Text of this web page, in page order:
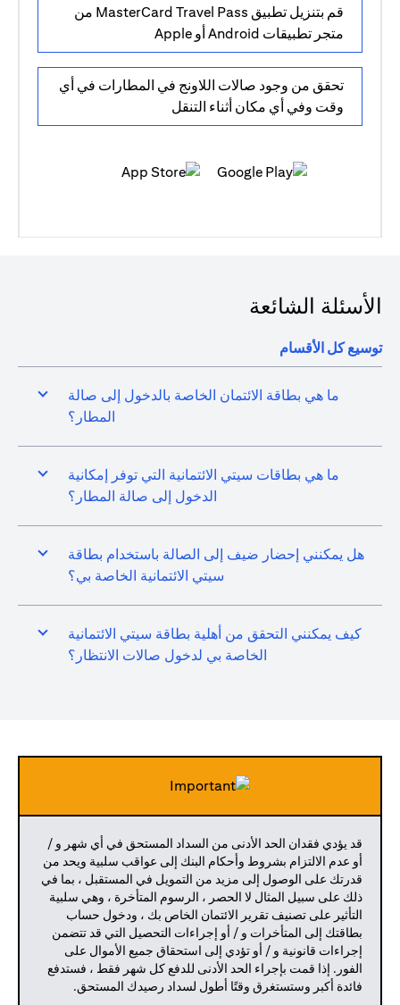
قم بتنزيل تطبيق MasterCard Travel Pass من
متجر تطبيقات Android أو Apple
تحقق من وجود صالات اللاونج في المطارات في أي
وقت وفي أي مكان أثناء التنقل
الأسئلة الشائعة
توسيع كل الأقسام
ما هي بطاقة الائتمان الخاصة بالدخول إلى صالة
المطار؟
ما هي بطاقات سيتي الائتمانية التي توفر إمكانية
الدخول إلى صالة المطار؟
هل يمكنني إحضار ضيف إلى الصالة باستخدام بطاقة
سيتي الائتمانية الخاصة بي؟
كيف يمكنني التحقق من أهلية بطاقة سيتي الائتمانية
الخاصة بي لدخول صالات الانتظار؟
قد يؤدي فقدان الحد الأدنى من السداد المستحق في أي شهر و /
أو عدم الالتزام بشروط وأحكام البنك إلى عواقب سلبية ويحد من
قدرتك على الوصول إلى مزيد من التمويل في المستقبل ، بما في
ذلك على سبيل المثال لا الحصر ، الرسوم المتأخرة ، وهي سلبية
التأثير على تصنيف تقرير الائتمان الخاص بك ، ودخول حساب
بطاقتك إلى المتأخرات و / أو إجراءات التحصيل التي قد تتضمن
إجراءات قانونية و / أو تؤدي إلى استحقاق جميع الأموال على
الفور. إذا قمت بإجراء الحد الأدنى للدفع كل شهر فقط ، فستدفع
فائدة أكبر وستستغرق وقتًا أطول لسداد رصيدك المستحق.